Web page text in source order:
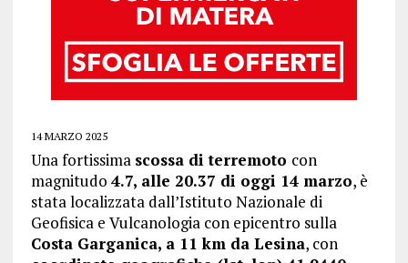
14 MARZO 2025
Una fortissima scossa di terremoto con
magnitudo 4.7, alle 20.37 di oggi 14 marzo, è
stata localizzata dall’Istituto Nazionale di
Geofisica e Vulcanologia con epicentro sulla
Costa Garganica, a 11 km da Lesina, con